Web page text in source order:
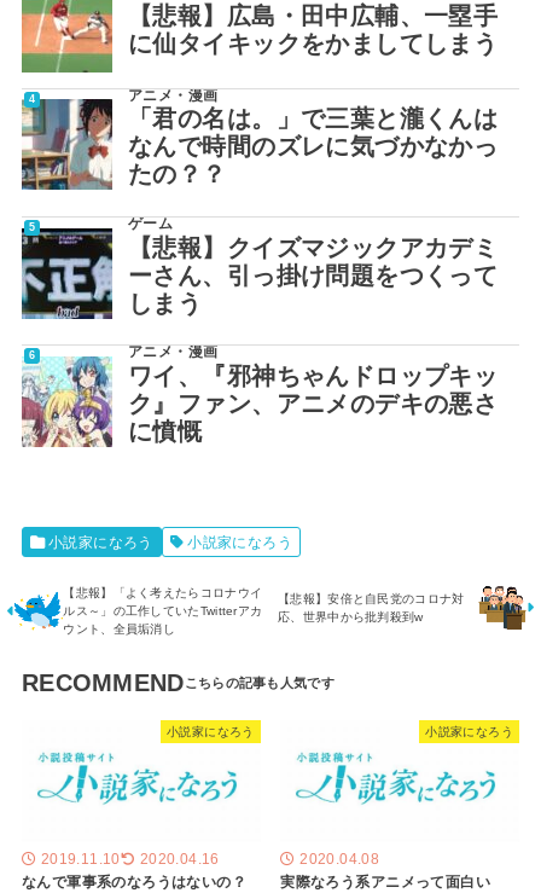
【悲報】広島・田中広輔、一塁手
に仙タイキックをかましてしまう
アニメ・漫画
「君の名は。」で三葉と瀧くんは
なんで時間のズレに気づかなかっ
たの？？
ゲーム
【悲報】クイズマジックアカデミ
ーさん、引っ掛け問題をつくって
しまう
アニメ・漫画
ワイ、『邪神ちゃんドロップキッ
ク』ファン、アニメのデキの悪さ
に憤慨
小説家になろう 小説家になろう
【悲報】「よく考えたらコロナウイ
ルス～」の工作していたTwitterアカ
ウント、全員垢消し
【悲報】安倍と自民党のコロナ対
応、世界中から批判殺到w
RECOMMEND
小説家になろう
2019.11.10 2020.04.16
なんで軍事系のなろうはないの？
小説家になろう
2020.04.08
実際なろう系アニメって面白い